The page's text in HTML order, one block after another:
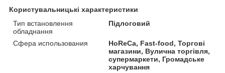
Користувальницькі характеристики
Тип встановлення
обладнання
Підлоговий
Сфера использования
HoReCa, Fast-food, Торгові
магазини, Вулична торгівля,
супермаркети, Громадське
харчування